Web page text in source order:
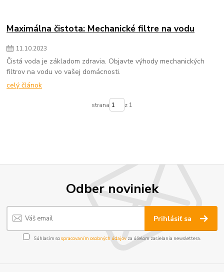
Maximálna čistota: Mechanické filtre na vodu
11.10.2023
Čistá voda je základom zdravia. Objavte výhody mechanických
filtrov na vodu vo vašej domácnosti.
celý článok
strana z 1
Odber noviniek
Prihlásiť sa
Súhlasím sospracovaním osobných údajov za účelom zasielania newslettera.